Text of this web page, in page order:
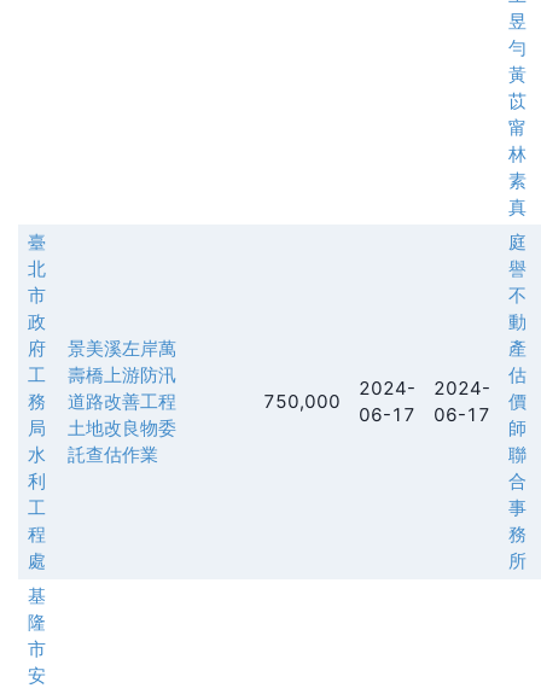
昱
勻
黃
苡
甯
林
素
真
臺
北
市
政
府
工
務
局
水
利
工
程
處
景美溪左岸萬
壽橋上游防汛
道路改善工程
土地改良物委
託查估作業
750,000
2024-
06-17
2024-
06-17
庭
譽
不
動
產
估
價
師
聯
合
事
務
所
基
隆
市
安